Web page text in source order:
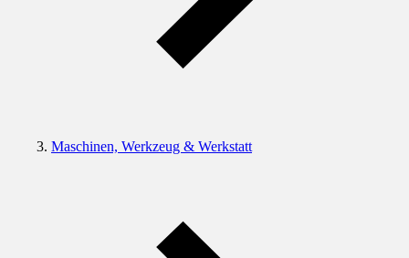
Maschinen, Werkzeug & Werkstatt